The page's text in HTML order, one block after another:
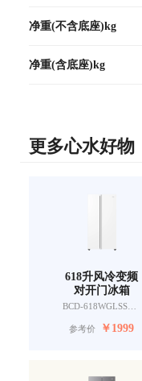
净重(不含底座)kg
净重(含底座)kg
更多心水好物
618升风冷变频
对开门冰箱
BCD-618WGLSSEDW9
参考价 ￥1999